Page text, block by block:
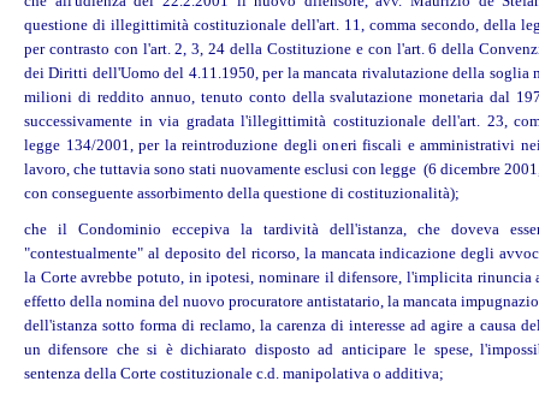
questione di illegittimità costituzionale dell'art. 11, comma secondo, della
per contrasto con l'art. 2, 3, 24 della Costituzione e con l'art. 6 della
dei Diritti dell'Uomo del 4.11.1950, per la mancata rivalutazione della soglia
milioni di reddito annuo, tenuto conto della svalutazione monetaria dal
successivamente in via gradata l'illegittimità costituzionale dell'art. 23,
legge 134/2001, per la reintroduzione degli oneri fiscali e amministrativi
lavoro, che tuttavia sono stati nuovamente esclusi con legge (6 dicembre
con conseguente assorbimento della questione di costituzionalità);
che il Condominio eccepiva la tardività dell'istanza, che doveva
"contestualmente" al deposito del ricorso, la mancata indicazione degli
la Corte avrebbe potuto, in ipotesi, nominare il difensore, l'implicita rinuncia
effetto della nomina del nuovo procuratore antistatario, la mancata
dell'istanza sotto forma di reclamo, la carenza di interesse ad agire a causa
un difensore che si è dichiarato disposto ad anticipare le spese,
sentenza della Corte costituzionale c.d. manipolativa o additiva;